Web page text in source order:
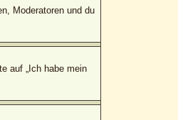
Moderatoren und du
auf „Ich habe mein